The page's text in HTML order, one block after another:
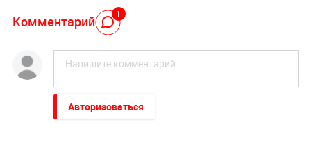
Комментарий 1
Авторизоваться